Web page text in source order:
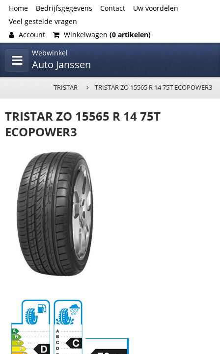
Home Bedrijfsgegevens Contact
Uw voordelen
Veel gestelde vragen
Account
Winkelwagen (0 artikelen)
Webwinkel
Auto Janssen
TRISTAR TRISTAR ZO 15565 R 14 75T ECOPOWER3
TRISTAR ZO 15565 R 14 75T
ECOPOWER3